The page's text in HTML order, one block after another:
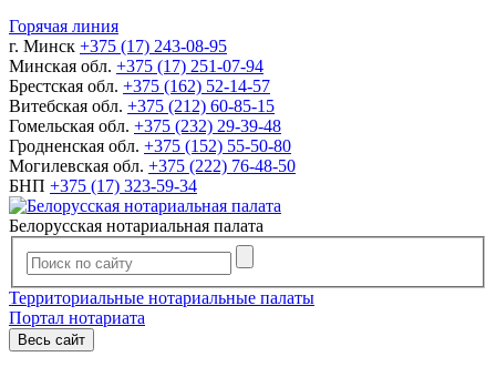
Горячая линия
г. Минск +375 (17) 243-08-95
Минская обл. +375 (17) 251-07-94
Брестская обл. +375 (162) 52-14-57
Витебская обл. +375 (212) 60-85-15
Гомельская обл. +375 (232) 29-39-48
Гродненская обл. +375 (152) 55-50-80
Могилевская обл. +375 (222) 76-48-50
БНП +375 (17) 323-59-34
Белорусская нотариальная палата
Территориальные нотариальные палаты
Портал нотариата
Весь сайт